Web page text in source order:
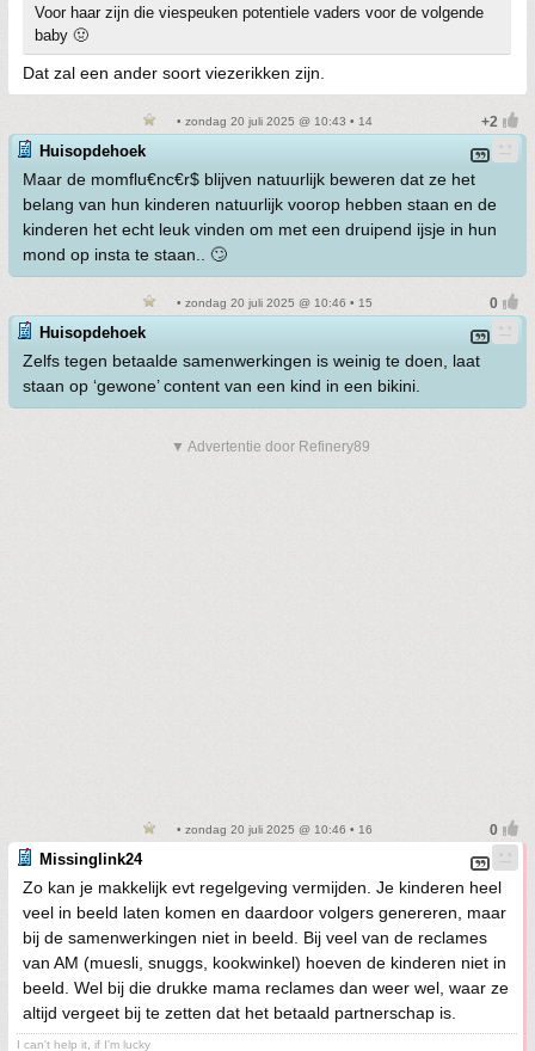
Voor haar zijn die viespeuken potentiele vaders voor de volgende
baby 🤢
Dat zal een ander soort viezerikken zijn.
• zondag 20 juli 2025 @ 10:43 • 14
Huisopdehoek
Maar de momflu€nc€r$ blijven natuurlijk beweren dat ze het
belang van hun kinderen natuurlijk voorop hebben staan en de
kinderen het echt leuk vinden om met een druipend ijsje in hun
mond op insta te staan.. 🙄
• zondag 20 juli 2025 @ 10:46 • 15
Huisopdehoek
Zelfs tegen betaalde samenwerkingen is weinig te doen, laat
staan op ‘gewone’ content van een kind in een bikini.
▼ Advertentie door Refinery89
• zondag 20 juli 2025 @ 10:46 • 16
Missinglink24
Zo kan je makkelijk evt regelgeving vermijden. Je kinderen heel
veel in beeld laten komen en daardoor volgers genereren, maar
bij de samenwerkingen niet in beeld. Bij veel van de reclames
van AM (muesli, snuggs, kookwinkel) hoeven de kinderen niet in
beeld. Wel bij die drukke mama reclames dan weer wel, waar ze
altijd vergeet bij te zetten dat het betaald partnerschap is.
I can't help it, if I'm lucky